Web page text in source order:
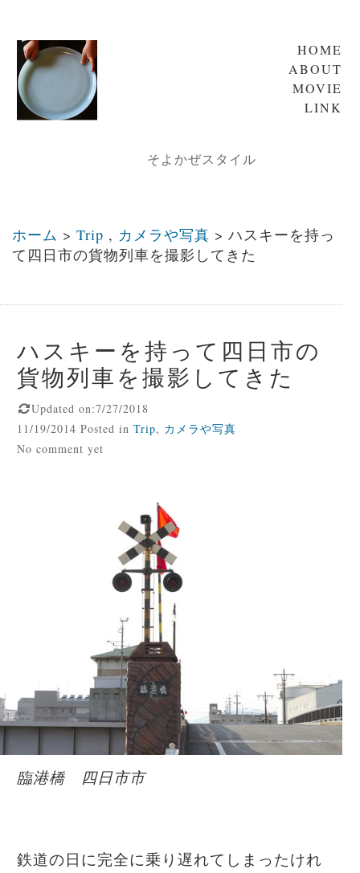
HOME
ABOUT
MOVIE
LINK
そよかぜスタイル
ホーム > Trip , カメラや写真 > ハスキーを持っ
て四日市の貨物列車を撮影してきた
ハスキーを持って四日市の
貨物列車を撮影してきた
Updated on:7/27/2018
11/19/2014 Posted inTrip, カメラや写真
No comment yet
臨港橋 四日市市
鉄道の日に完全に乗り遅れてしまったけれ